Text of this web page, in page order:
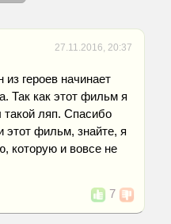
27.11.2016, 20:37
героев начинает
Так как этот фильм я
такой ляп. Спасибо
этот фильм, знайте, я
которую и вовсе не
7